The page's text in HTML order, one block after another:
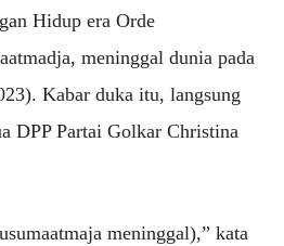
Hidup era Orde
meninggal dunia pada
Kabar duka itu, langsung
DPP Partai Golkar Christina
meninggal),” kata